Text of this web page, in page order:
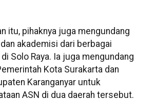
itu, pihaknya juga mengundang
akademisi dari berbagai
Solo Raya. Ia juga mengundang
Kota Surakarta dan
Karanganyar untuk
ASN di dua daerah tersebut.